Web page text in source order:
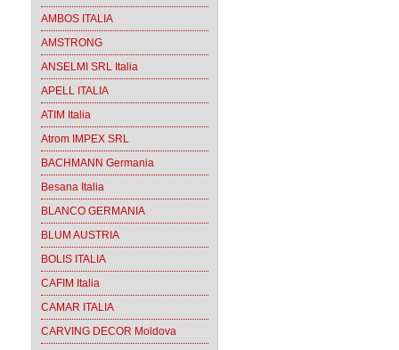
AMBOS ITALIA
AMSTRONG
ANSELMI SRL Italia
APELL ITALIA
ATIM Italia
Atrom IMPEX SRL
BACHMANN Germania
Besana Italia
BLANCO GERMANIA
BLUM AUSTRIA
BOLIS ITALIA
CAFIM Italia
CAMAR ITALIA
CARVING DECOR Moldova